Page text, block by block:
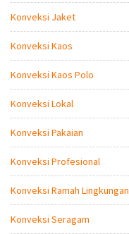
Konveksi Jaket
Konveksi Kaos
Konveksi Kaos Polo
Konveksi Lokal
Konveksi Pakaian
Konveksi Profesional
Konveksi Ramah Lingkungan
Konveksi Seragam